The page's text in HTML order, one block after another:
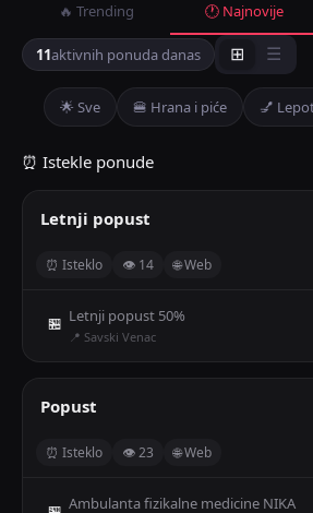
🔥 Trending 🕐 Najnovije
11aktivnih ponuda danas ⊞ ☰
🌟 Sve 🍔 Hrana i piće 💅
⏰ Istekle ponude
Letnji popust
⏰ Isteklo 👁 14 🌐 Web
🏪 Letnji popust 50%
📍 Savski Venac
Popust
⏰ Isteklo 👁 23 🌐 Web
Ambulanta fizikalne medicine NIKA